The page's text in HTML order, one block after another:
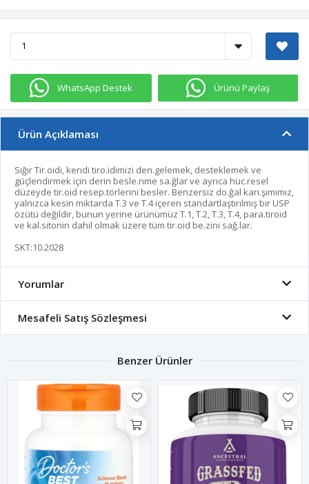
WhatsApp Destek Ürünü Paylaş
Ürün Açıklaması
Sığır Tir.oidi, kendi tiro.idimizi den.gelemek, desteklemek ve
güçlendirmek için derin besle.nme sa.ğlar ve ayrıca hüc.resel
düzeyde tir.oid resep.törlerini besler. Benzersiz do.ğal karı.şımımız,
yalnızca kesin miktarda T.3 ve T.4 içeren standartlaştırılmış bir USP
özütü değildir, bunun yerine ürünümüz T.1, T.2, T.3, T.4, para.tiroid
ve kal.sitonin dahil olmak üzere tüm tir.oid be.zini sağ.lar.
SKT:10.2028
Yorumlar
Mesafeli Satış Sözleşmesi
Benzer Ürünler